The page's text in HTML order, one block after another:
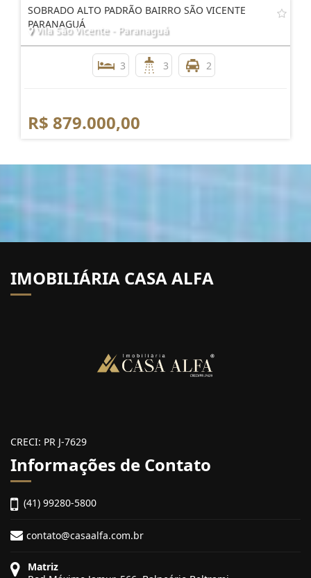
SOBRADO ALTO PADRÃO BAIRRO SÃO VICENTE
PARANAGUÁ
Vila São Vicente - Paranaguá
3 3 2
R$ 879.000,00
IMOBILIÁRIA CASA ALFA
CRECI: PR J-7629
Informações de Contato
(41) 99280-5800
contato@casaalfa.com.br
Matriz